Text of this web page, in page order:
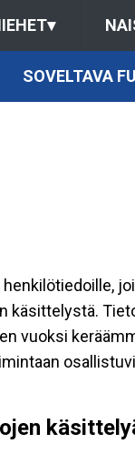
▾
SOVELTAVA
käsittelystä.
vuoksi